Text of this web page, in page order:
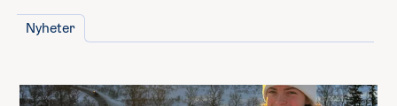
både som musiker og som menneske.
romtype:
5 000,-
Nyheter